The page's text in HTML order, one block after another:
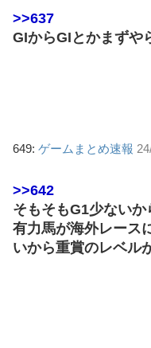
>>637
GIからGIとかまずや
649: ゲームまとめ速報
>>642
そもそもG1少ないか
有力馬が海外レース
いから重賞のレベル